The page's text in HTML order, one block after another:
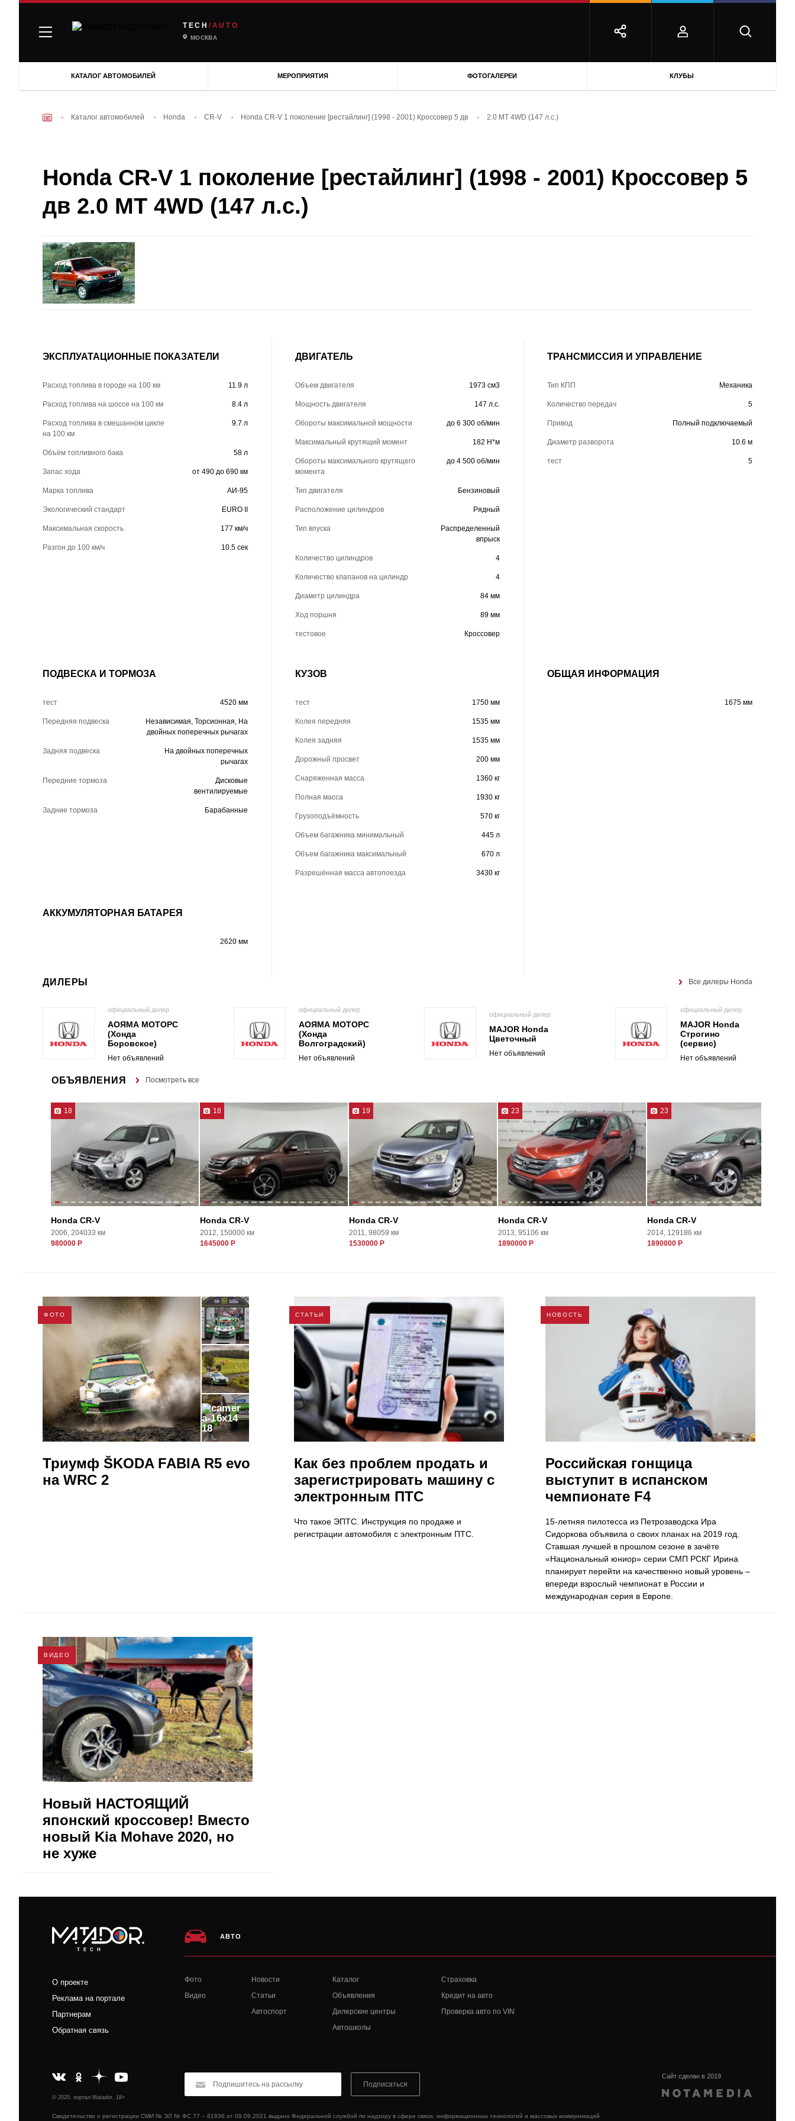
TECH /AUTO
МОСКВА
КАТАЛОГ АВТОМОБИЛЕЙ МЕРОПРИЯТИЯ ФОТОГАЛЕРЕИ КЛУБЫ
Каталог автомобилей Honda CR-V Honda CR-V 1 поколение [рестайлинг] (1998 - 2001) Кроссовер 5 дв 2.0 MT 4WD (147 л.с.)
Honda CR-V 1 поколение [рестайлинг] (1998 - 2001) Кроссовер 5
дв 2.0 MT 4WD (147 л.с.)
ЭКСПЛУАТАЦИОННЫЕ ПОКАЗАТЕЛИ
Расход топлива в городе на 100 км 11.9 л
Расход топлива на шоссе на 100 км 8.4 л
Расход топлива в смешанном цикле
на 100 км
9.7 л
Объём топливного бака 58 л
Запас хода от 490 до 690 км
Марка топлива АИ-95
Экологический стандарт EURO II
Максимальная скорость 177 км/ч
Разгон до 100 км/ч 10.5 сек
ДВИГАТЕЛЬ
Объем двигателя 1973 см3
Мощность двигателя 147 л.с.
Обороты максимальной мощности до 6 300 об/мин
Максимальный крутящий момент 182 Н*м
Обороты максимального крутящего
момента
до 4 500 об/мин
Тип двигателя Бензиновый
Расположение цилиндров Рядный
Тип впуска
Распределенный
впрыск
Количество цилиндров 4
Количество клапанов на цилиндр 4
Диаметр цилиндра 84 мм
Ход поршня 89 мм
тестовое Кроссовер
ТРАНСМИССИЯ И УПРАВЛЕНИЕ
Тип КПП Механика
Количество передач 5
Привод Полный подключаемый
Диаметр разворота 10.6 м
тест 5
ПОДВЕСКА И ТОРМОЗА
тест 4520 мм
Передняя подвеска
Независимая, Торсионная, На
двойных поперечных рычагах
Задняя подвеска
На двойных поперечных
рычагах
Передние тормоза
Дисковые
вентилируемые
Задние тормоза Барабанные
КУЗОВ
тест 1750 мм
Колея передняя 1535 мм
Колея задняя 1535 мм
Дорожный просвет 200 мм
Снаряженная масса 1360 кг
Полная масса 1930 кг
Грузоподъёмность 570 кг
Объем багажника минимальный 445 л
Объем багажника максимальный 670 л
Разрешённая масса автопоезда 3430 кг
ОБЩАЯ ИНФОРМАЦИЯ
1675 мм
АККУМУЛЯТОРНАЯ БАТАРЕЯ
2620 мм
ДИЛЕРЫ Все дилеры Honda
официальный дилер
АОЯМА МОТОРС
(Хонда
Боровское)
Нет объявлений
официальный дилер
АОЯМА МОТОРС
(Хонда
Волгоградский)
Нет объявлений
официальный дилер
MAJOR Honda
Цветочный
Нет объявлений
официальный дилер
MAJOR Honda
Строгино
(сервис)
Нет объявлений
ОБЪЯВЛЕНИЯ Посмотреть все
18
Honda CR-V
2006, 204033 км
980000 Р
18
Honda CR-V
2012, 150000 км
1645000 Р
19
Honda CR-V
2011, 98059 км
1530000 Р
23
Honda CR-V
2013, 95106 км
1890000 Р
23
Honda CR-V
2014, 129186 км
1890000 Р
ФОТО
18
Триумф ŠKODA FABIA R5 evo
на WRC 2
СТАТЬИ
Как без проблем продать и
зарегистрировать машину с
электронным ПТС
Что такое ЭПТС. Инструкция по продаже и
регистрации автомобиля с электронным ПТС.
НОВОСТЬ
Российская гонщица
выступит в испанском
чемпионате F4
15-летняя пилотесса из Петрозаводска Ира
Сидоркова объявила о своих планах на 2019 год.
Ставшая лучшей в прошлом сезоне в зачёте
«Национальный юниор» серии СМП РСКГ Ирина
планирует перейти на качественно новый уровень –
впереди взрослый чемпионат в России и
международная серия в Европе.
ВИДЕО
Новый НАСТОЯЩИЙ
японский кроссовер! Вместо
новый Kia Mohave 2020, но
не хуже
TECH
О проекте
Реклама на портале
Партнерам
Обратная связь
АВТО
Фото
Видео
Новости
Статьи
Автоспорт
Каталог
Объявления
Дилерские центры
Автошколы
Страховка
Кредит на авто
Проверка авто по VIN
© 2020, портал Matador, 18+
Свидетельство о регистрации СМИ № ЭЛ № ФС 77 – 81836 от 09.09.2021 выдано Федеральной службой по надзору в сфере связи, информационных технологий и массовых коммуникаций
Подписаться
Сайт сделан в 2019